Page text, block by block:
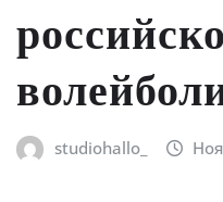
studiohallo_